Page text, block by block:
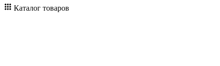
Каталог товаров